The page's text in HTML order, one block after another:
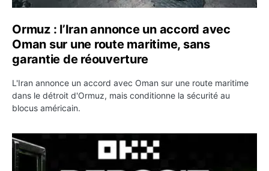
Ormuz : l’Iran annonce un accord avec
Oman sur une route maritime, sans
garantie de réouverture
L'Iran annonce un accord avec Oman sur une route maritime
dans le détroit d'Ormuz, mais conditionne la sécurité au
blocus américain.
OKX relance une campagne Deposit Bonus : jusqu’à 5